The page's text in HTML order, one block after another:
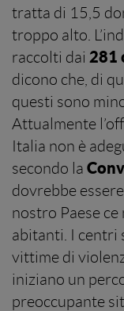
tratta di 15,5
troppo alto.
raccolti dai 281
dicono che, di
questi sono
Attualmente
Italia non è
secondo la
dovrebbe
nostro Paese
abitanti. I centri
vittime di
iniziano un
preoccupante